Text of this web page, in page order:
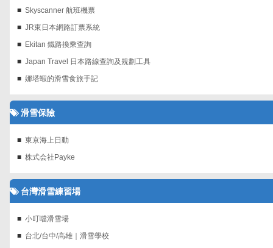
Skyscanner 航班機票‎
JR東日本網路訂票系統
Ekitan 鐵路換乘查詢
Japan Travel 日本路線查詢及規劃工具
娜塔蝦的滑雪食旅手記
滑雪保險
東京海上日動
株式会社Payke
台灣滑雪練習場
小叮噹滑雪場
台北/台中/高雄｜滑雪學校